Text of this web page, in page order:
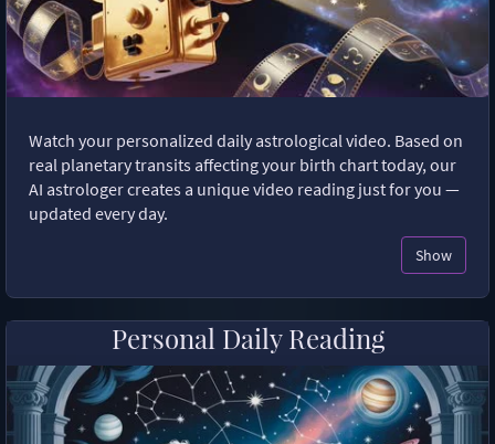
Watch your personalized daily astrological video. Based on
real planetary transits affecting your birth chart today, our
AI astrologer creates a unique video reading just for you —
updated every day.
Show
Personal Daily Reading